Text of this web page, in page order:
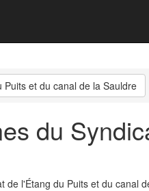
Puits et du canal de la Sauldre
du
de l'Étang du Puits et du canal